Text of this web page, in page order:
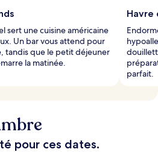
sert une cuisine américaine
Un bar vous attend pour
tandis que le petit déjeuner
la matinée.
Havre
parfait.
pour ces dates.